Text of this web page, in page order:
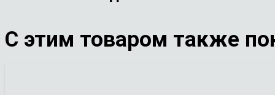
С этим товаром также